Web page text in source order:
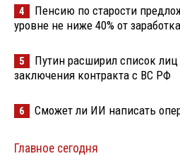
4
Пенсию по старости
уровне не ниже 40% от заработка
5
Путин расширил список
заключения контракта с ВС РФ
6 Сможет ли ИИ написать
Главное сегодня